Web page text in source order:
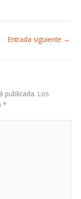
Entrada siguiente →
publicada. Los
*